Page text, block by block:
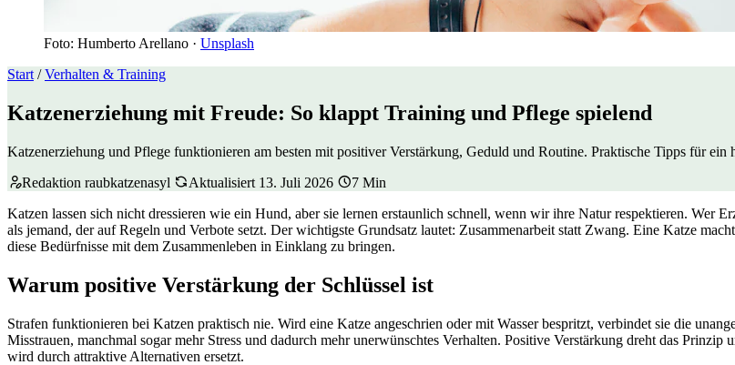
Foto: Humberto Arellano · Unsplash
Start / Verhalten & Training
Katzenerziehung mit Freude: So klappt Training und Pflege spielend
Katzenerziehung und Pflege funktionieren am besten mit positiver Verstärkung, Geduld und Routine. Praktische Tipps für ein
Redaktion raubkatzenasyl
Aktualisiert 13. Juli 2026
7 Min
Katzen lassen sich nicht dressieren wie ein Hund, aber sie lernen erstaunlich schnell, wenn wir ihre Natur respektieren. Wer
als jemand, der auf Regeln und Verbote setzt. Der wichtigste Grundsatz lautet: Zusammenarbeit statt Zwang. Eine Katze
diese Bedürfnisse mit dem Zusammenleben in Einklang zu bringen.
Warum positive Verstärkung der Schlüssel ist
Strafen funktionieren bei Katzen praktisch nie. Wird eine Katze angeschrien oder mit Wasser bespritzt, verbindet sie die
Misstrauen, manchmal sogar mehr Stress und dadurch mehr unerwünschtes Verhalten. Positive Verstärkung dreht das
wird durch attraktive Alternativen ersetzt.